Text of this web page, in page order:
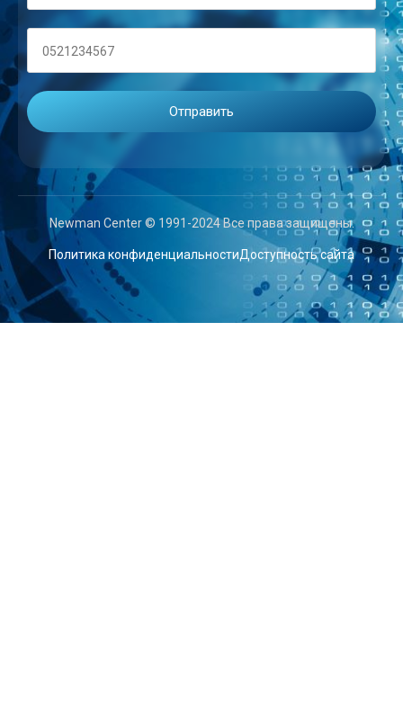
Newman Center © 1991-2024 Все права защищены.
Политика конфиденциальностиДоступность сайта